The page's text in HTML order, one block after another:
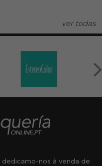
ver todas
dedicamo-nos à venda de